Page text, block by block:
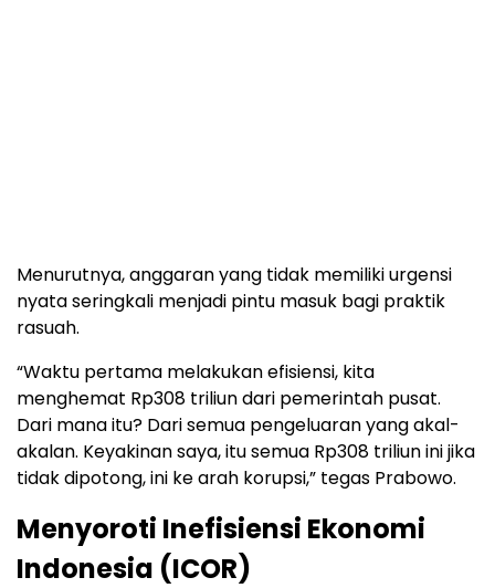
Menurutnya, anggaran yang tidak memiliki urgensi
nyata seringkali menjadi pintu masuk bagi praktik
rasuah.
“Waktu pertama melakukan efisiensi, kita
menghemat Rp308 triliun dari pemerintah pusat.
Dari mana itu? Dari semua pengeluaran yang akal-
akalan. Keyakinan saya, itu semua Rp308 triliun ini jika
tidak dipotong, ini ke arah korupsi,” tegas Prabowo.
Menyoroti Inefisiensi Ekonomi
Indonesia (ICOR)